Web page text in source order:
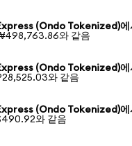
(Ondo Tokenized)에
와 같음
(Ondo Tokenized)에
와 같음
(Ondo Tokenized)에
와 같음